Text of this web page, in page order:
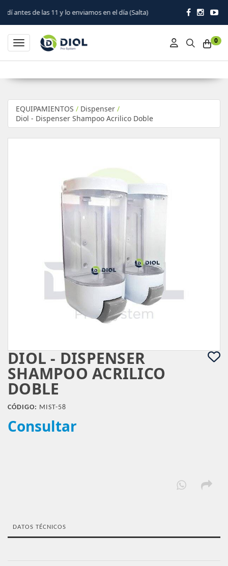
11 y lo enviamos en el día (Salta)
0
Toggle navigation
EQUIPAMIENTOS / Dispenser /
Diol - Dispenser Shampoo Acrilico Doble
DIOL - DISPENSER
SHAMPOO ACRILICO
DOBLE
CÓDIGO: MIST-58
Consultar
DATOS TÉCNICOS